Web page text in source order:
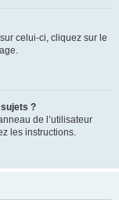
celui-ci, cliquez sur le
?
de l’utilisateur
les instructions.